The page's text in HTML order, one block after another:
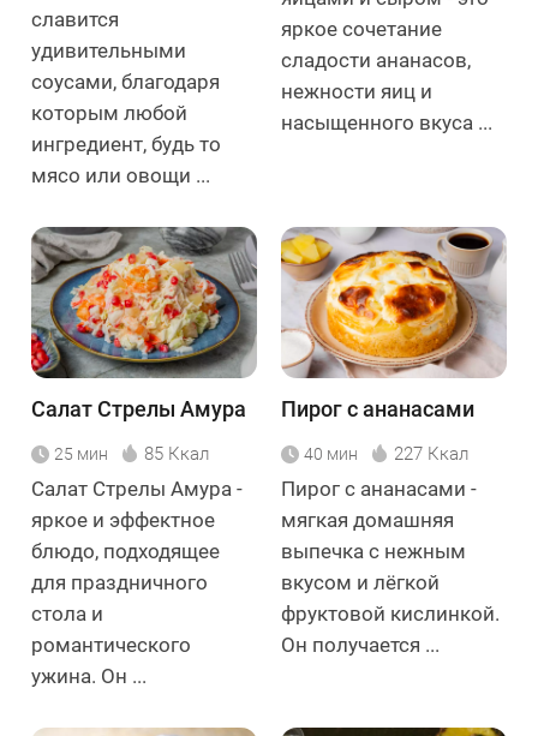
славится
удивительными
соусами, благодаря
которым любой
ингредиент, будь то
мясо или овощи ...
яркое сочетание
сладости ананасов,
нежности яиц и
насыщенного вкуса ...
Салат Стрелы Амура
25 мин 85 Ккал
Салат Стрелы Амура -
яркое и эффектное
блюдо, подходящее
для праздничного
стола и
романтического
ужина. Он ...
Пирог с ананасами
40 мин 227 Ккал
Пирог с ананасами -
мягкая домашняя
выпечка с нежным
вкусом и лёгкой
фруктовой кислинкой.
Он получается ...